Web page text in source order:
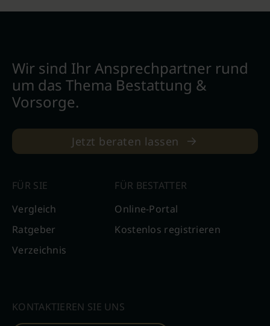
Wir sind Ihr Ansprechpartner rund
um das Thema Bestattung &
Vorsorge.
Jetzt beraten lassen
FÜR SIE
Vergleich
Ratgeber
Verzeichnis
FÜR BESTATTER
Online-Portal
Kostenlos registrieren
KONTAKTIEREN SIE UNS